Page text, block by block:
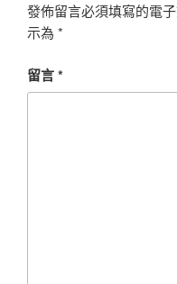
發佈留言必須填寫的電
示為 *
留言*